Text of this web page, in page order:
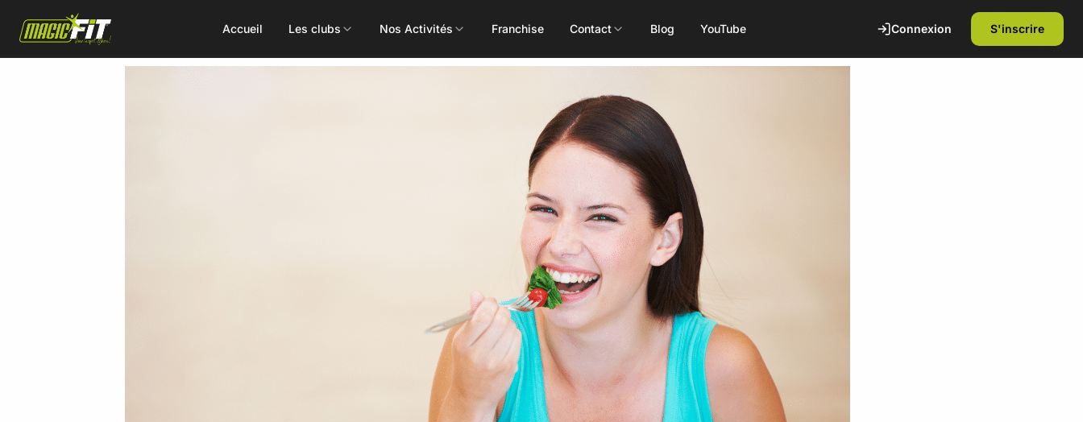
Accueil Les clubs Nos Activités
Toutes les activités
Renforcement
Body Balance
Concept
ALEOP
Aléop Cardio
Aléop Force
Aléop Fight
Booty Shape
Power Flow
Pôle Santé
Massages
Nutritionniste
Ostéopathe
Fitness Kids
Zumba Kids
Franchise Contact Blog YouTube Connexion S'inscrire